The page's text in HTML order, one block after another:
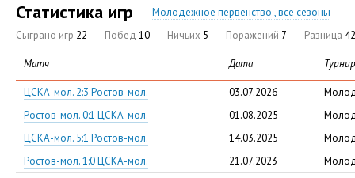
Статистика игр
Молодежное первенство , все сезоны
Сыграно игр 22 Побед 10 Ничьих 5 Поражений 7 Разница
Матч Дата Турнир
ЦСКА-мол. 2:3 Ростов-мол. 03.07.2026
Ростов-мол. 0:1 ЦСКА-мол.
01.08.2025
ЦСКА-мол. 5:1 Ростов-мол.
14.03.2025
Ростов-мол. 1:0 ЦСКА-мол.
21.07.2023